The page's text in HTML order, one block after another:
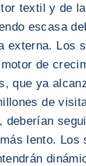
textil y de
escasa
externa. Los
de
que ya
de
deberían
lento. Los